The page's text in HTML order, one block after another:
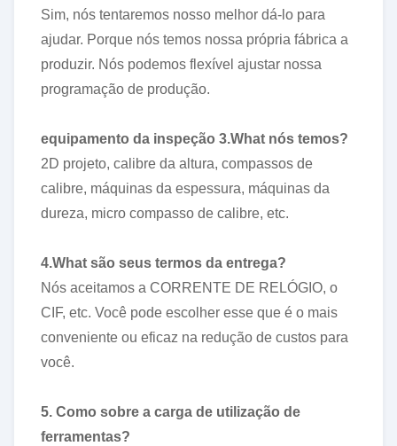
Sim, nós tentaremos nosso melhor dá-lo para
ajudar. Porque nós temos nossa própria fábrica a
produzir. Nós podemos flexível ajustar nossa
programação de produção.
equipamento da inspeção 3.What nós temos?
2D projeto, calibre da altura, compassos de
calibre, máquinas da espessura, máquinas da
dureza, micro compasso de calibre, etc.
4.What são seus termos da entrega?
Nós aceitamos a CORRENTE DE RELÓGIO, o
CIF, etc. Você pode escolher esse que é o mais
conveniente ou eficaz na redução de custos para
você.
5. Como sobre a carga de utilização de
ferramentas?